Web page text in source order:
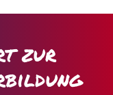
zur